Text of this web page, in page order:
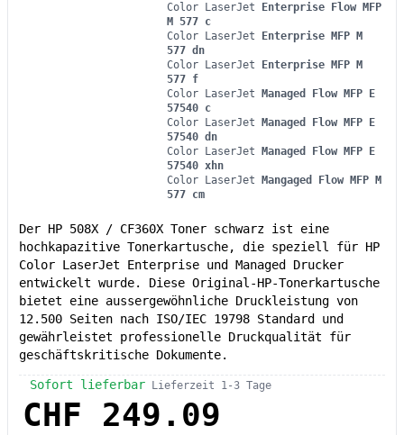
Color LaserJet Enterprise Flow MFP
M 577 c
Color LaserJet Enterprise MFP M
577 dn
Color LaserJet Enterprise MFP M
577 f
Color LaserJet Managed Flow MFP E
57540 c
Color LaserJet Managed Flow MFP E
57540 dn
Color LaserJet Managed Flow MFP E
57540 xhn
Color LaserJet Mangaged Flow MFP M
577 cm
Der HP 508X / CF360X Toner schwarz ist eine
hochkapazitive Tonerkartusche, die speziell für HP
Color LaserJet Enterprise und Managed Drucker
entwickelt wurde. Diese Original-HP-Tonerkartusche
bietet eine aussergewöhnliche Druckleistung von
12.500 Seiten nach ISO/IEC 19798 Standard und
gewährleistet professionelle Druckqualität für
geschäftskritische Dokumente.
Sofort lieferbar Lieferzeit 1-3 Tage
CHF 249.09